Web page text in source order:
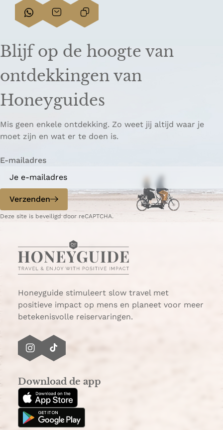
D
e
l
e
e
a
g
n
p
W
h
t
s
A
p
D
e
l
e
e
p
a
g
p
e
-
a
l
L
i
k
o
i
r
e
Blijf op de hoogte van
ontdekkingen van
Honeyguides
Mis geen enkele ontdekking. Zo weet jij altijd waar je
moet zijn en wat er te doen is.
E-mailadres
Verzenden
Deze site is beveiligd door reCAPTCHA.
Honeyguide stimuleert slow travel met
positieve impact op mens en planeet voor meer
betekenisvolle reiservaringen.
I
t
a
g
r
T
T
o
k
Download de app